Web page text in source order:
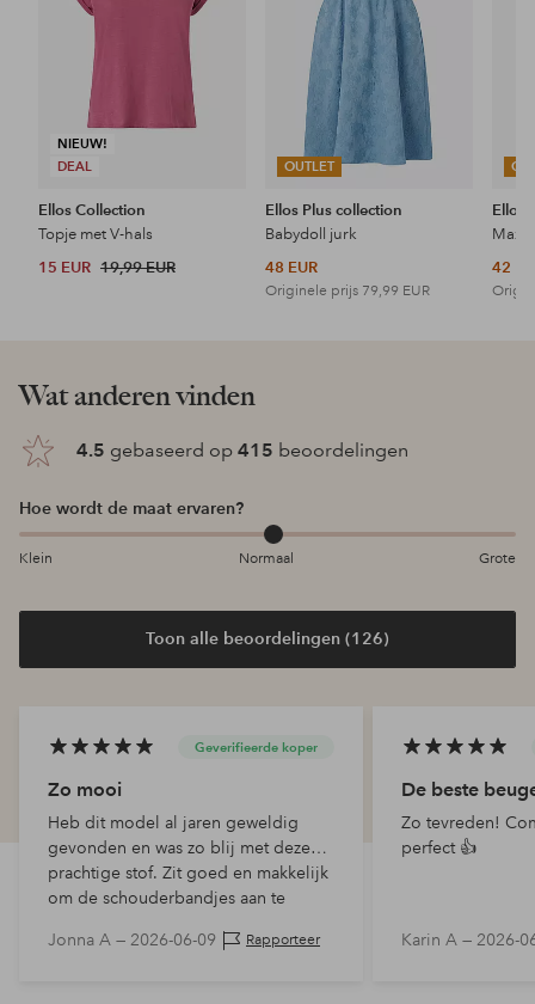
NIEUW!
DEAL
Ellos Collection
Topje met V-hals
15 EUR 19,99 EUR
OUTLET
Ellos Plus collection
Babydoll jurk
48 EUR
Originele prijs 79,99 EUR
Ellos
Maxi-
42
Wat anderen vinden
4.5 gebaseerd op 415 beoordelingen
Hoe wordt de maat ervaren?
Klein Normaal Grote
Toon alle beoordelingen (126)
Geverifieerde koper
Zo mooi
Heb dit model al jaren geweldig
gevonden en was zo blij met deze
prachtige stof. Zit goed en makkelijk
om de schouderbandjes aan te
smallere omtrek beschikbaar w…
Jonna A — 2026-06-09 Rapporteer
De beste
Zo tevreden!
perfect 👍
Karin A — 2026-